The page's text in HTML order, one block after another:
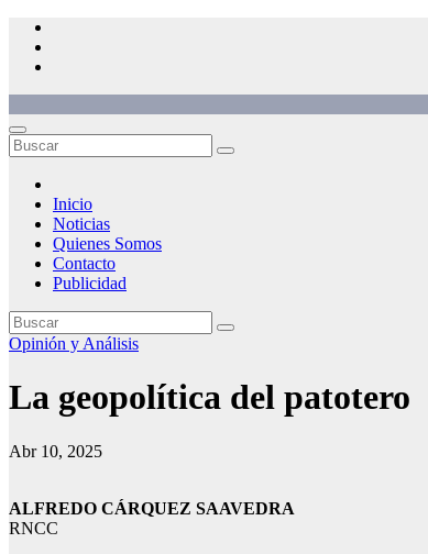
Saltar
contenido
Inicio
Noticias
Quienes Somos
Contacto
Publicidad
Opinión y Análisis
La geopolítica del patotero
Abr 10, 2025
ALFREDO CÁRQUEZ SAAVEDRA
RNCC